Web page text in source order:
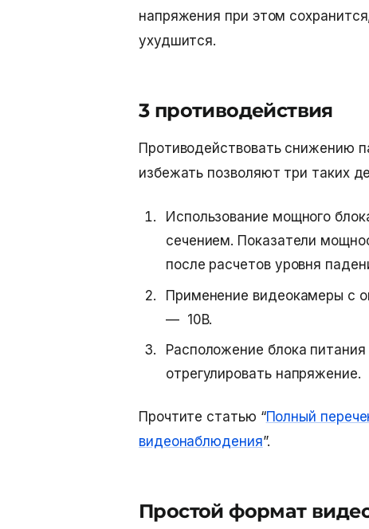
напряжения при этом
ухудшится.
3 противодействия
Противодействовать снижению
избежать позволяют три таких
Использование мощного
сечением. Показатели
после расчетов уровня
Применение видеокамеры с
— 10В.
Расположение блока
отрегулировать напряжение.
Прочтите статью “Полный
видеонаблюдения”.
Простой формат